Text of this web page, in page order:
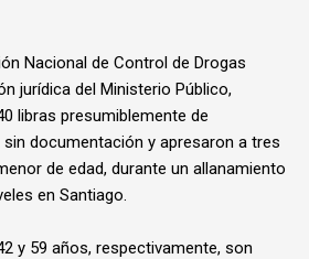
Nacional de Control de Drogas
jurídica del Ministerio Público,
libras presumiblemente de
documentación y apresaron a tres
de edad, durante un allanamiento
en Santiago.
y 59 años, respectivamente, son